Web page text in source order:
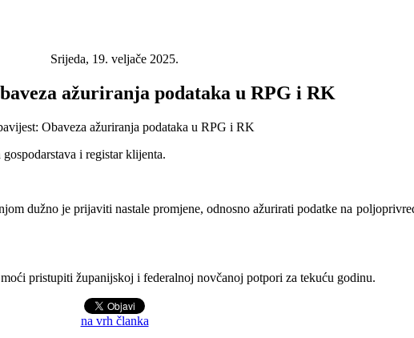
Srijeda, 19. veljače 2025.
ažuriranja podataka u RPG i RK
i registar klijenta.
dužno je prijaviti nastale promjene, odnosno ažurirati podatke na
pristupiti županijskoj i federalnoj novčanoj potpori za tekuću godinu.
na vrh članka